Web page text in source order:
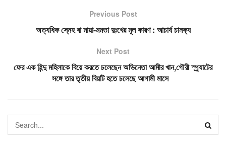
Previous Post
অত্যধিক স্নেহ বা মায়া-মমতা দুঃখের মূল কারণ : আচার্য চানক্য
Next Post
ফের এক হিন্দু মহিলাকে বিয়ে করতে চলেছেন অভিনেতা আমীর খান,গৌরী স্প্র্যাটের
সঙ্গে তার তৃতীয় বিয়টি হতে চলেছে আগামী মাসে